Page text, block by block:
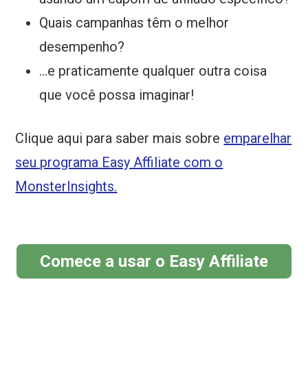
Quais campanhas têm o melhor
desempenho?
...e praticamente qualquer outra coisa
que você possa imaginar!
Clique aqui para saber mais sobre emparelhar
seu programa Easy Affiliate com o
MonsterInsights.
Comece a usar o Easy Affiliate